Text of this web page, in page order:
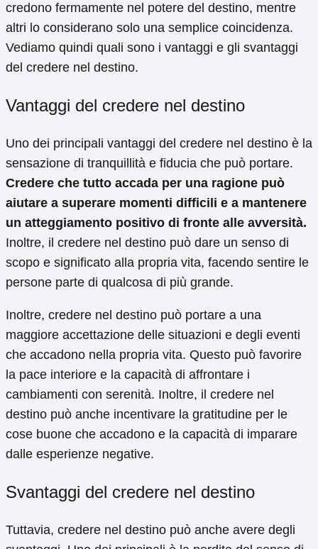
credono fermamente nel potere del destino, mentre
altri lo considerano solo una semplice coincidenza.
Vediamo quindi quali sono i vantaggi e gli svantaggi
del credere nel destino.
Vantaggi del credere nel destino
Uno dei principali vantaggi del credere nel destino è la
sensazione di tranquillità e fiducia che può portare.
Credere che tutto accada per una ragione può
aiutare a superare momenti difficili e a mantenere
un atteggiamento positivo di fronte alle avversità.
Inoltre, il credere nel destino può dare un senso di
scopo e significato alla propria vita, facendo sentire le
persone parte di qualcosa di più grande.
Inoltre, credere nel destino può portare a una
maggiore accettazione delle situazioni e degli eventi
che accadono nella propria vita. Questo può favorire
la pace interiore e la capacità di affrontare i
cambiamenti con serenità. Inoltre, il credere nel
destino può anche incentivare la gratitudine per le
cose buone che accadono e la capacità di imparare
dalle esperienze negative.
Svantaggi del credere nel destino
Tuttavia, credere nel destino può anche avere degli